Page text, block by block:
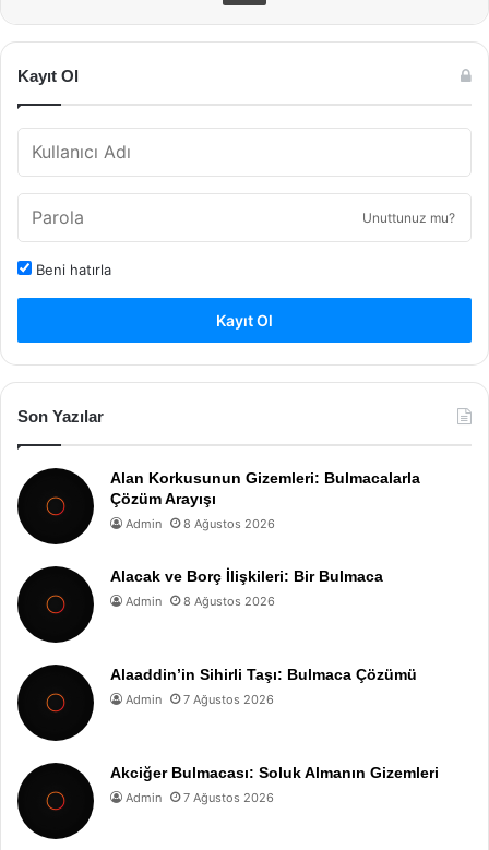
Kayıt Ol
Unuttunuz mu?
Beni hatırla
Kayıt Ol
Son Yazılar
Alan Korkusunun Gizemleri: Bulmacalarla
Çözüm Arayışı
Admin 8 Ağustos 2026
Alacak ve Borç İlişkileri: Bir Bulmaca
Admin 8 Ağustos 2026
Alaaddin’in Sihirli Taşı: Bulmaca Çözümü
Admin 7 Ağustos 2026
Akciğer Bulmacası: Soluk Almanın Gizemleri
Admin 7 Ağustos 2026